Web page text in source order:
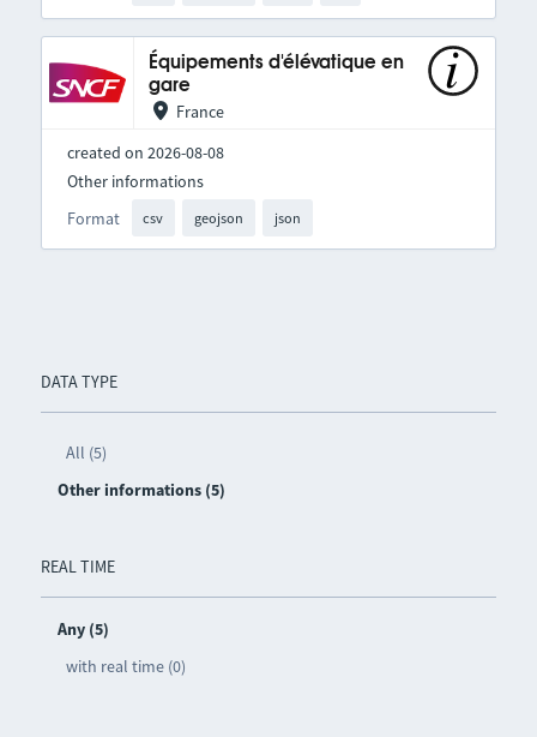
DATA TYPE
All (5)
Other informations (5)
REAL TIME
Any (5)
with real time (0)
Équipements d'élévatique en
gare
France
created on 2026-08-08
Format csv geojson json
Other informations